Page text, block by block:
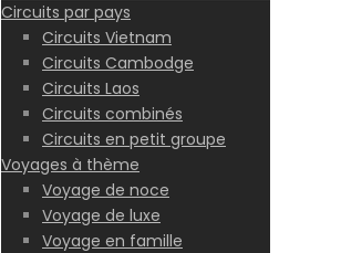
Circuits par pays
Circuits Vietnam
Circuits Cambodge
Circuits Laos
Circuits combinés
Circuits en petit groupe
Voyages à thème
Voyage de noce
Voyage de luxe
Voyage en famille